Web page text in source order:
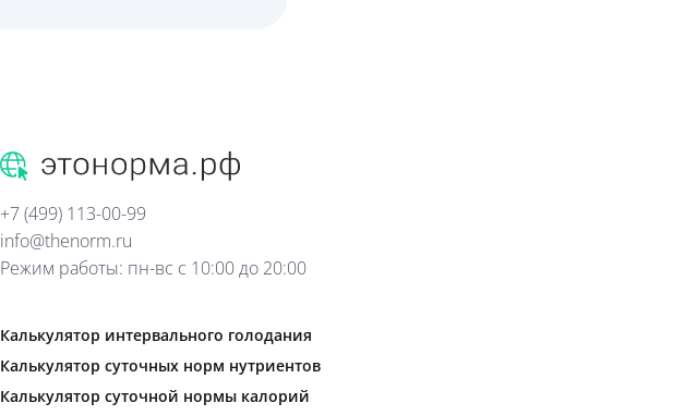
+7 (499) 113-00-99
info@thenorm.ru
Режим работы: пн-вс с 10:00 до 20:00
Калькулятор интервального голодания
Калькулятор суточных норм нутриентов
Калькулятор суточной нормы калорий